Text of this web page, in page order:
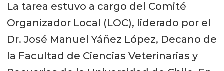
La tarea estuvo a cargo del Comité
Organizador Local (LOC), liderado por el
Dr. José Manuel Yáñez López, Decano de
la Facultad de Ciencias Veterinarias y